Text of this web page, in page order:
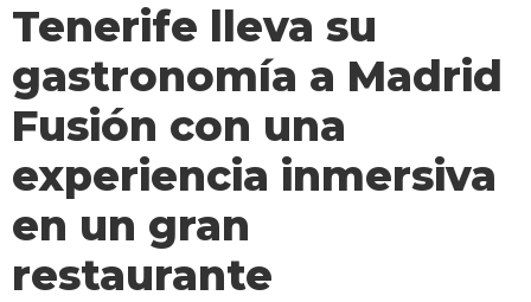
Tenerife lleva su
gastronomía a Madrid
Fusión con una
experiencia inmersiva
en un gran
restaurante